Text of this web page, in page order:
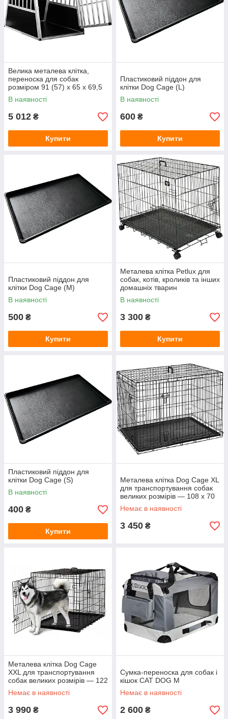
Велика металева клітка,
переноска для собак
розміром 91 (57) х 65 х 69,5
см
В наявності
5 012 ₴
Купити
Пластиковий піддон для
клітки Dog Cage (L)
В наявності
600 ₴
Купити
Пластиковий піддон для
клітки Dog Cage (M)
В наявності
500 ₴
Купити
Металева клітка Petlux для
собак, котів, кроликів та інших
домашніх тварин
В наявності
3 300 ₴
Купити
Пластиковий піддон для
клітки Dog Cage (S)
В наявності
400 ₴
Купити
Металева клітка Dog Cage XL
для транспортування собак
великих розмірів — 108 x 70
x 77 см
Немає в наявності
3 450 ₴
Металева клітка Dog Cage
XXL для транспортування
собак великих розмірів — 122
x 76 x 82 см
Немає в наявності
3 990 ₴
Сумка-переноска для собак і
кішок CAT DOG М
Немає в наявності
2 600 ₴